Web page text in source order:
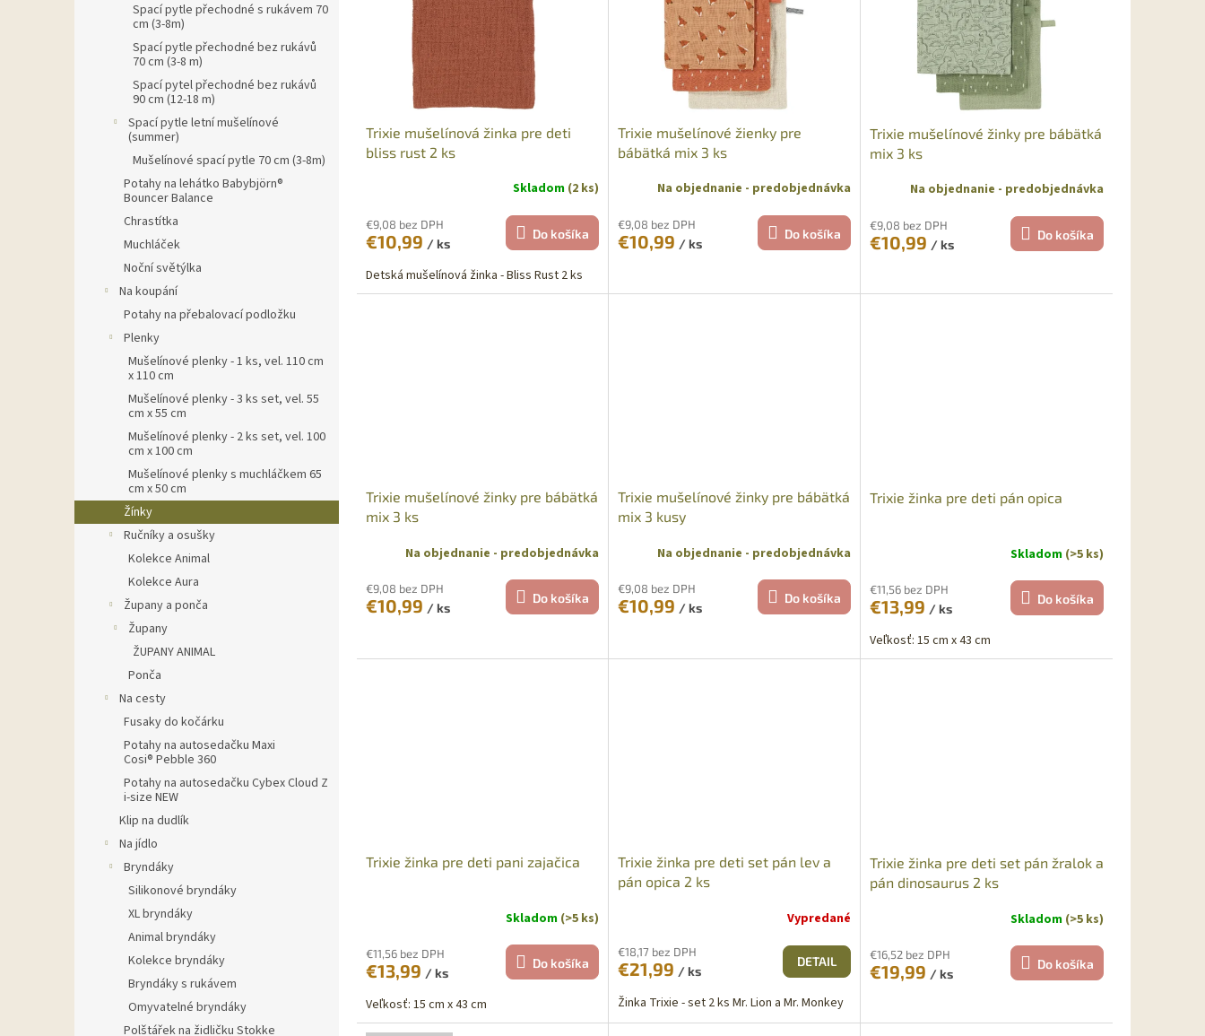
Spací pytle přechodné s rukávem 70
cm (3-8m)
Spací pytle přechodné bez rukávů
70 cm (3-8 m)
Spací pytel přechodné bez rukávů
90 cm (12-18 m)
Spací pytle letní mušelínové
(summer)
Mušelínové spací pytle 70 cm (3-8m)
Potahy na lehátko Babybjörn®
Bouncer Balance
Chrastítka
Muchláček
Noční světýlka
Na koupání
Potahy na přebalovací podložku
Plenky
Mušelínové plenky - 1 ks, vel. 110 cm
x 110 cm
Mušelínové plenky - 3 ks set, vel. 55
cm x 55 cm
Mušelínové plenky - 2 ks set, vel. 100
cm x 100 cm
Mušelínové plenky s muchláčkem 65
cm x 50 cm
Žínky
Ručníky a osušky
Kolekce Animal
Kolekce Aura
Župany a ponča
Župany
ŽUPANY ANIMAL
Ponča
Na cesty
Fusaky do kočárku
Potahy na autosedačku Maxi
Cosi® Pebble 360
Potahy na autosedačku Cybex Cloud Z
i-size NEW
Klip na dudlík
Na jídlo
Bryndáky
Silikonové bryndáky
XL bryndáky
Animal bryndáky
Kolekce bryndáky
Bryndáky s rukávem
Omyvatelné bryndáky
Polštářek na židličku Stokke
oTrixie mušelínová žinka pre deti
bliss rust 2 ks
Skladom (2 ks)
€9,08 bez DPH
€10,99 / ks
Do košíka
Detská mušelínová žinka - Bliss Rust 2 ks
Trixie mušelínové žienky pre
bábätká mix 3 ks
Na objednanie - predobjednávka
€9,08 bez DPH
€10,99 / ks
Do košíka
Trixie mušelínové žinky pre bábätká
mix 3 ks
Na objednanie - predobjednávka
€9,08 bez DPH
€10,99 / ks
Do košíka
Trixie mušelínové žinky pre bábätká
mix 3 ks
Na objednanie - predobjednávka
€9,08 bez DPH
€10,99 / ks
Do košíka
Trixie mušelínové žinky pre bábätká
mix 3 kusy
Na objednanie - predobjednávka
€9,08 bez DPH
€10,99 / ks
Do košíka
Trixie žinka pre deti pán opica
Skladom (>5 ks)
€11,56 bez DPH
€13,99 / ks
Do košíka
Veľkosť: 15 cm x 43 cm
Trixie žinka pre deti pani zajačica
Skladom (>5 ks)
€11,56 bez DPH
€13,99 / ks
Do košíka
Veľkosť: 15 cm x 43 cm
Trixie žinka pre deti set pán lev a
pán opica 2 ks
Vypredané
€18,17 bez DPH
€21,99 / ks
DETAIL
Žinka Trixie - set 2 ks Mr. Lion a Mr. Monkey
Trixie žinka pre deti set pán žralok a
pán dinosaurus 2 ks
Skladom (>5 ks)
€16,52 bez DPH
€19,99 / ks
Do košíka